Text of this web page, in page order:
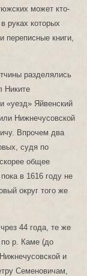
может кто-
руках которых
переписные книги,
разделялись
Никите
«уезд» Яйвенский
Нижнечусовской
Впрочем два
судя по
общее
в 1616 году не
округ того же
44 года, те же
р. Каме (до
и
Семеновичам,